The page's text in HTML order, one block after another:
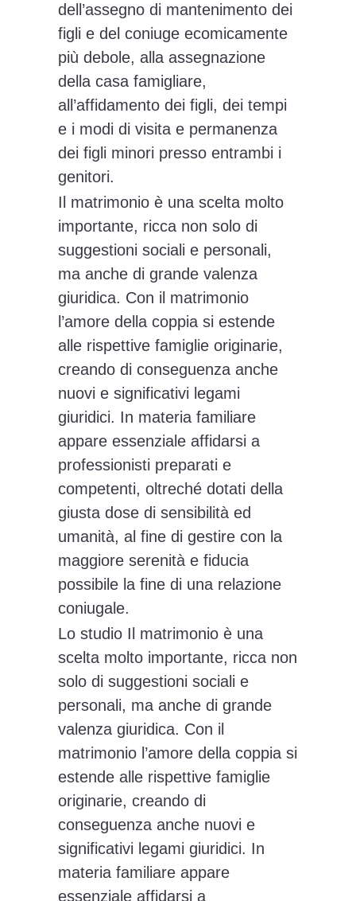
dell’assegno di mantenimento dei
figli e del coniuge ecomicamente
più debole, alla assegnazione
della casa famigliare,
all’affidamento dei figli, dei tempi
e i modi di visita e permanenza
dei figli minori presso entrambi i
genitori.
Il matrimonio è una scelta molto
importante, ricca non solo di
suggestioni sociali e personali,
ma anche di grande valenza
giuridica. Con il matrimonio
l’amore della coppia si estende
alle rispettive famiglie originarie,
creando di conseguenza anche
nuovi e significativi legami
giuridici. In materia familiare
appare essenziale affidarsi a
professionisti preparati e
competenti, oltreché dotati della
giusta dose di sensibilità ed
umanità, al fine di gestire con la
maggiore serenità e fiducia
possibile la fine di una relazione
coniugale.
Lo studio Il matrimonio è una
scelta molto importante, ricca non
solo di suggestioni sociali e
personali, ma anche di grande
valenza giuridica. Con il
matrimonio l’amore della coppia si
estende alle rispettive famiglie
originarie, creando di
conseguenza anche nuovi e
significativi legami giuridici. In
materia familiare appare
essenziale affidarsi a